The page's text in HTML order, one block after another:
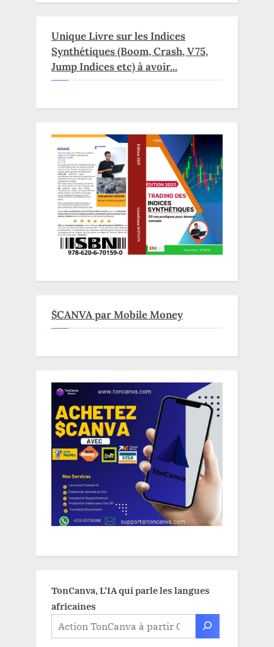
Unique Livre sur les Indices
Synthétiques (Boom, Crash, V75,
Jump Indices etc) à avoir...
$CANVA par Mobile Money
TonCanva, L'IA qui parle les langues
africaines